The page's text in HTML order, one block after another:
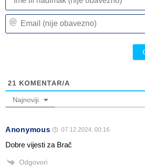
21 KOMENTAR/A
Najnoviji
Anonymous 07.12.2024. 00:16
Dobre vijesti za Brač
Odgovori